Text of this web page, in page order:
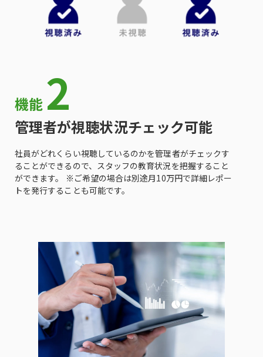
機能 2
管理者が視聴状況チェック可能
社員がどれくらい視聴しているのかを管理者がチェックす
ることができるので、スタッフの教育状況を把握すること
ができます。 ※ご希望の場合は別途月10万円で詳細レポー
トを発行することも可能です。